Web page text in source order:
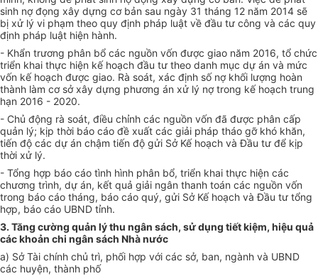
sinh nợ đọng xây dựng cơ bản sau ngày 31 tháng 12 năm 2014 sẽ
bị xử lý vi phạm theo quy định pháp luật về đầu tư công và các quy
định pháp luật hiện hành.
- Khẩn trương phân bổ các nguồn vốn được giao năm 2016, tổ chức
triển khai thực hiện kế hoạch đầu tư theo danh mục dự án và mức
vốn kế hoạch được giao. Rà soát, xác định số nợ khối lượng hoàn
thành làm cơ sở xây dựng phương án xử lý nợ trong kế hoạch trung
hạn 2016 - 2020.
- Chủ động rà soát, điều chỉnh các nguồn vốn đã được phân cấp
quản lý; kịp thời báo cáo đề xuất các giải pháp tháo gỡ khó khăn,
tiến độ các dự án chậm tiến độ gửi Sở Kế hoạch và Đầu tư để kịp
thời xử lý.
- Tổng hợp báo cáo tình hình phân bổ, triển khai thực hiện các
chương trình, dự án, kết quả giải ngân thanh toán các nguồn vốn
trong báo cáo tháng, báo cáo quý, gửi Sở Kế hoạch và Đầu tư tổng
hợp, báo cáo UBND tỉnh.
3. Tăng cường quản lý thu ngân sách, sử dụng tiết kiệm, hiệu quả
các khoản chi ngân sách Nhà nước
a) Sở Tài chính chủ trì, phối hợp với các sở, ban, ngành và UBND
các huyện, thành phố